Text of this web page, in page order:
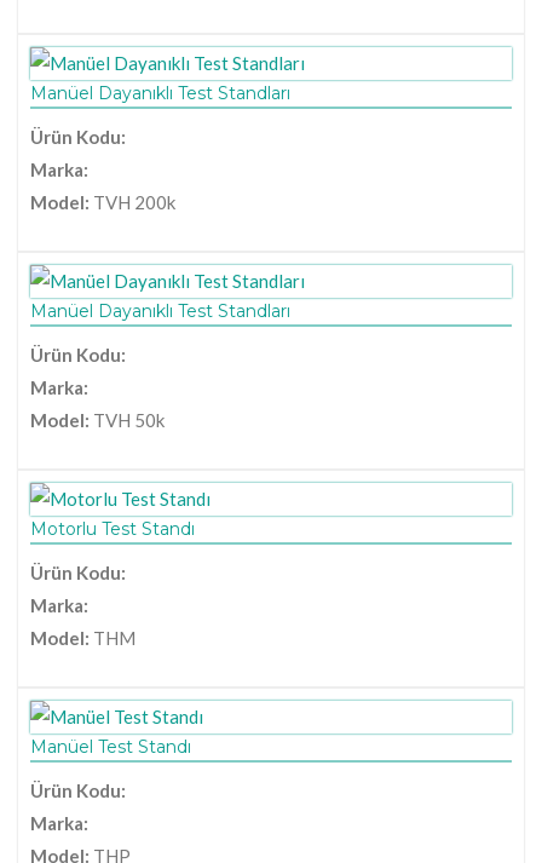
Manüel Dayanıklı Test Standları
Ürün Kodu:
Marka:
Model: TVH 200k
Manüel Dayanıklı Test Standları
Ürün Kodu:
Marka:
Model: TVH 50k
Motorlu Test Standı
Ürün Kodu:
Marka:
Model: THM
Manüel Test Standı
Ürün Kodu:
Marka:
Model: THP